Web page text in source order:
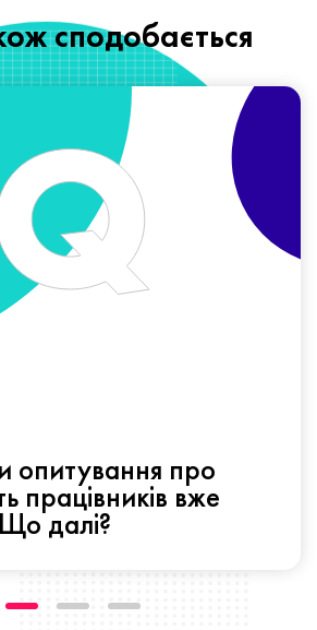
сподобається
опитування про
працівників вже
далі?